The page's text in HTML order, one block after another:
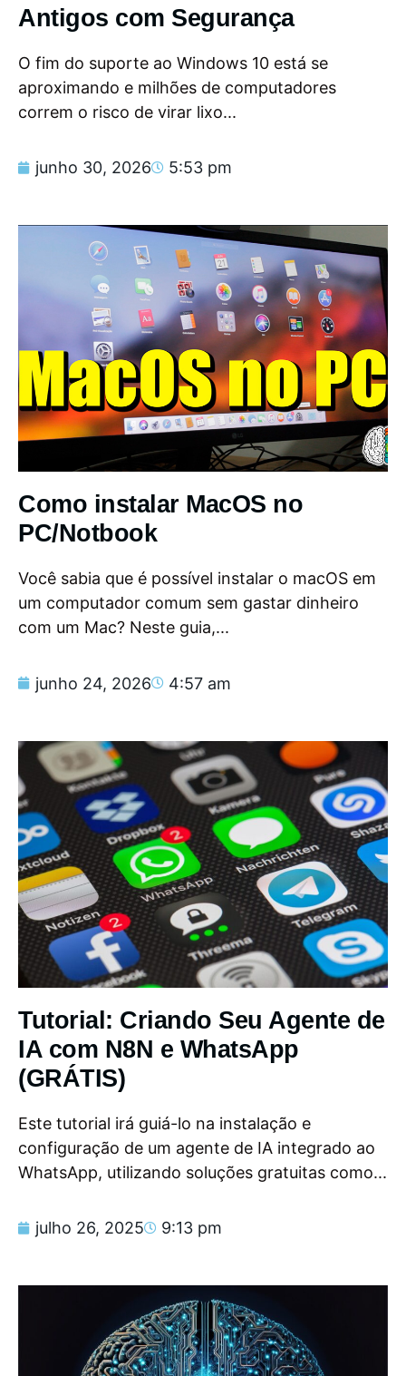
Antigos com Segurança
O fim do suporte ao Windows 10 está se
aproximando e milhões de computadores
correm o risco de virar lixo...
junho 30, 2026 5:53 pm
Como instalar MacOS no
PC/Notbook
Você sabia que é possível instalar o macOS em
um computador comum sem gastar dinheiro
com um Mac? Neste guia,...
junho 24, 2026 4:57 am
Tutorial: Criando Seu Agente de
IA com N8N e WhatsApp
(GRÁTIS)
Este tutorial irá guiá-lo na instalação e
configuração de um agente de IA integrado ao
WhatsApp, utilizando soluções gratuitas como...
julho 26, 2025 9:13 pm